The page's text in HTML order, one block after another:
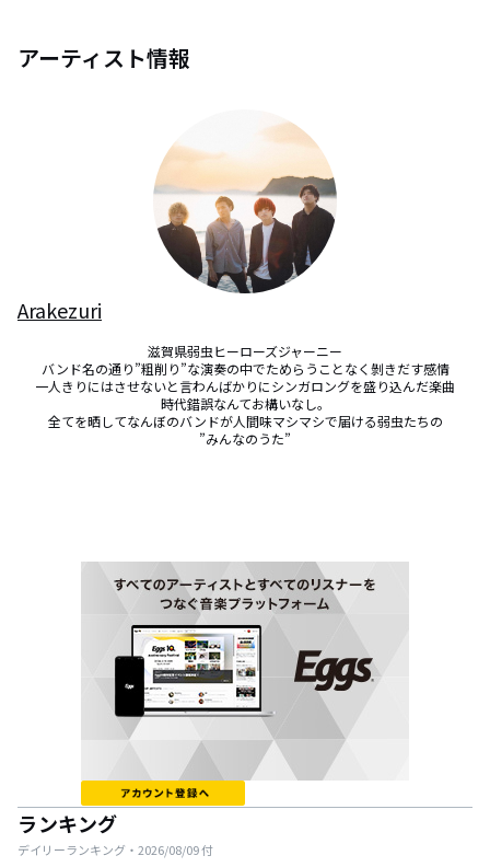
アーティスト情報
Arakezuri
滋賀県弱虫ヒーローズジャーニー
バンド名の通り”粗削り”な演奏の中でためらうことなく剝きだす感情
一人きりにはさせないと言わんばかりにシンガロングを盛り込んだ楽曲
時代錯誤なんてお構いなし。
全てを晒してなんぼのバンドが人間味マシマシで届ける弱虫たちの
”みんなのうた”
ランキング
デイリーランキング・ 2026/08/09付